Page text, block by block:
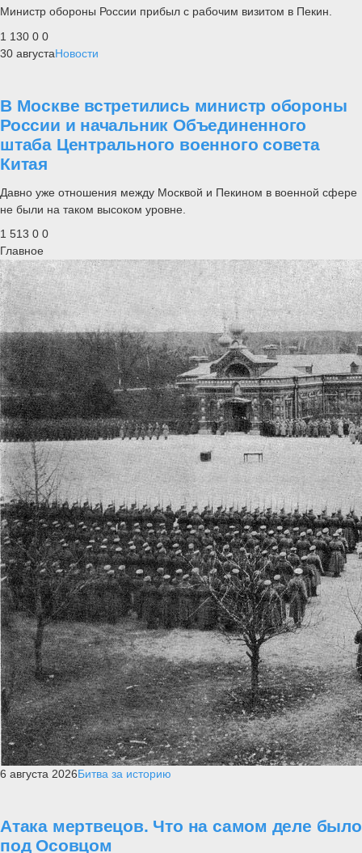
Министр обороны России прибыл с рабочим визитом в Пекин.
1 130 0 0
30 августаНовости
В Москве встретились министр обороны
России и начальник Объединенного
штаба Центрального военного совета
Китая
Давно уже отношения между Москвой и Пекином в военной сфере
не были на таком высоком уровне.
1 513 0 0
Главное
6 августа 2026Битва за историю
Атака мертвецов. Что на самом деле было
под Осовцом